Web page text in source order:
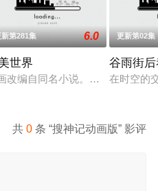
竟然成了关键所在！东方桃子
新第281集 6.0
世界
改编自同名小说。他为修道而生
更新第02集
谷雨街
在时空的
共0 条 “搜神记动画版” 影评